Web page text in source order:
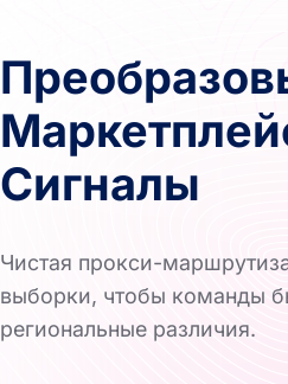
Сигналы
Чистая прокси-
выборки, чтобы команды
региональные различия.